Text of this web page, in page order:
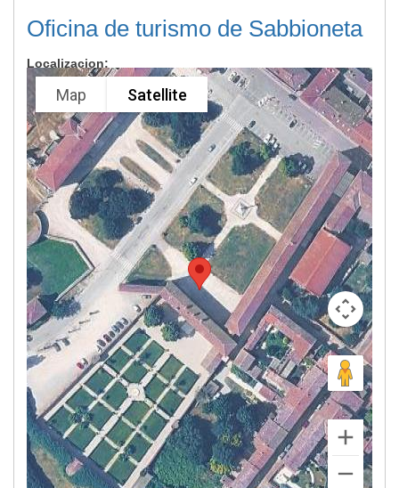
Oficina de turismo de Sabbioneta
Localizacion:
Map Satellite